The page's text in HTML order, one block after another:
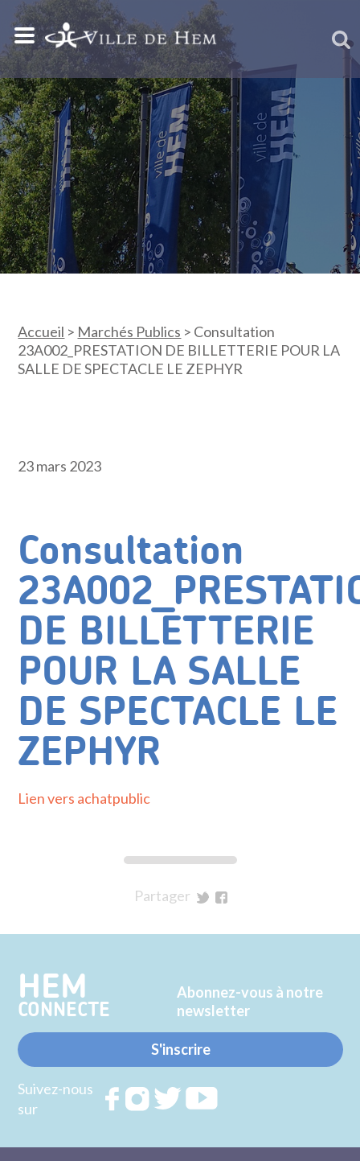
Accueil > Marchés Publics > Consultation
23A002_PRESTATION DE BILLETTERIE POUR LA
SALLE DE SPECTACLE LE ZEPHYR
23 mars 2023
Consultation
DE BILLETTERIE
POUR LA SALLE
DE SPECTACLE LE
ZEPHYR
Lien vers achatpublic
Partager
Twitter
Facebook
HEM
CONNECTE
Abonnez-vous à notre
newsletter
S'inscrire
Suivez-nous
sur
RejoignezRejoignezRejoignez